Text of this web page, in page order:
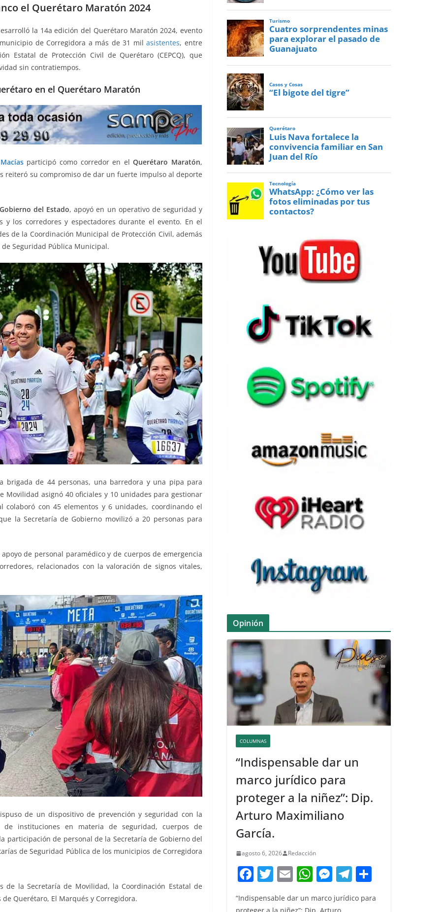
el Querétaro Maratón 2024
la 14a edición del Querétaro Maratón 2024, evento
de Corregidora a más de 31 milasistentes, entre
Estatal de Protección Civil de Querétaro (CEPCQ), que
sin contratiempos.
en el Querétaro Maratón
participó como corredor en elQuerétaro Maratón,
reiteró su compromiso de dar un fuerte impulso al deporte
Gobierno del Estado, apoyó en un operativo de seguridad y
los corredores y espectadores durante el evento. En el
de la Coordinación Municipal de Protección Civil, además
Seguridad Pública Municipal.
brigada de 44 personas, una barredora y una pipa para
Movilidad asignó 40 oficiales y 10 unidades para gestionar
con 45 elementos y 6 unidades, coordinando el
la Secretaría de Gobierno movilizó a 20 personas para
de personal paramédico y de cuerpos de emergencia
relacionados con la valoración de signos vitales,
de un dispositivo de prevención y seguridad con la
instituciones en materia de seguridad, cuerpos de
participación de personal de la Secretaría de Gobierno del
de Seguridad Pública de los municipios de Corregidora
de la Secretaría de Movilidad, la Coordinación Estatal de
Querétaro, El Marqués y Corregidora.
Opinión
COLUMNAS
“Indispensable dar un
marco jurídico para
proteger a la niñez”: Dip.
Arturo Maximiliano
García.
agosto 6, 2026 Redacción
F
c
T
w
itt
E
ai
W
at
M
e
ss
T
e m
“Indispensable dar un marco jurídico para